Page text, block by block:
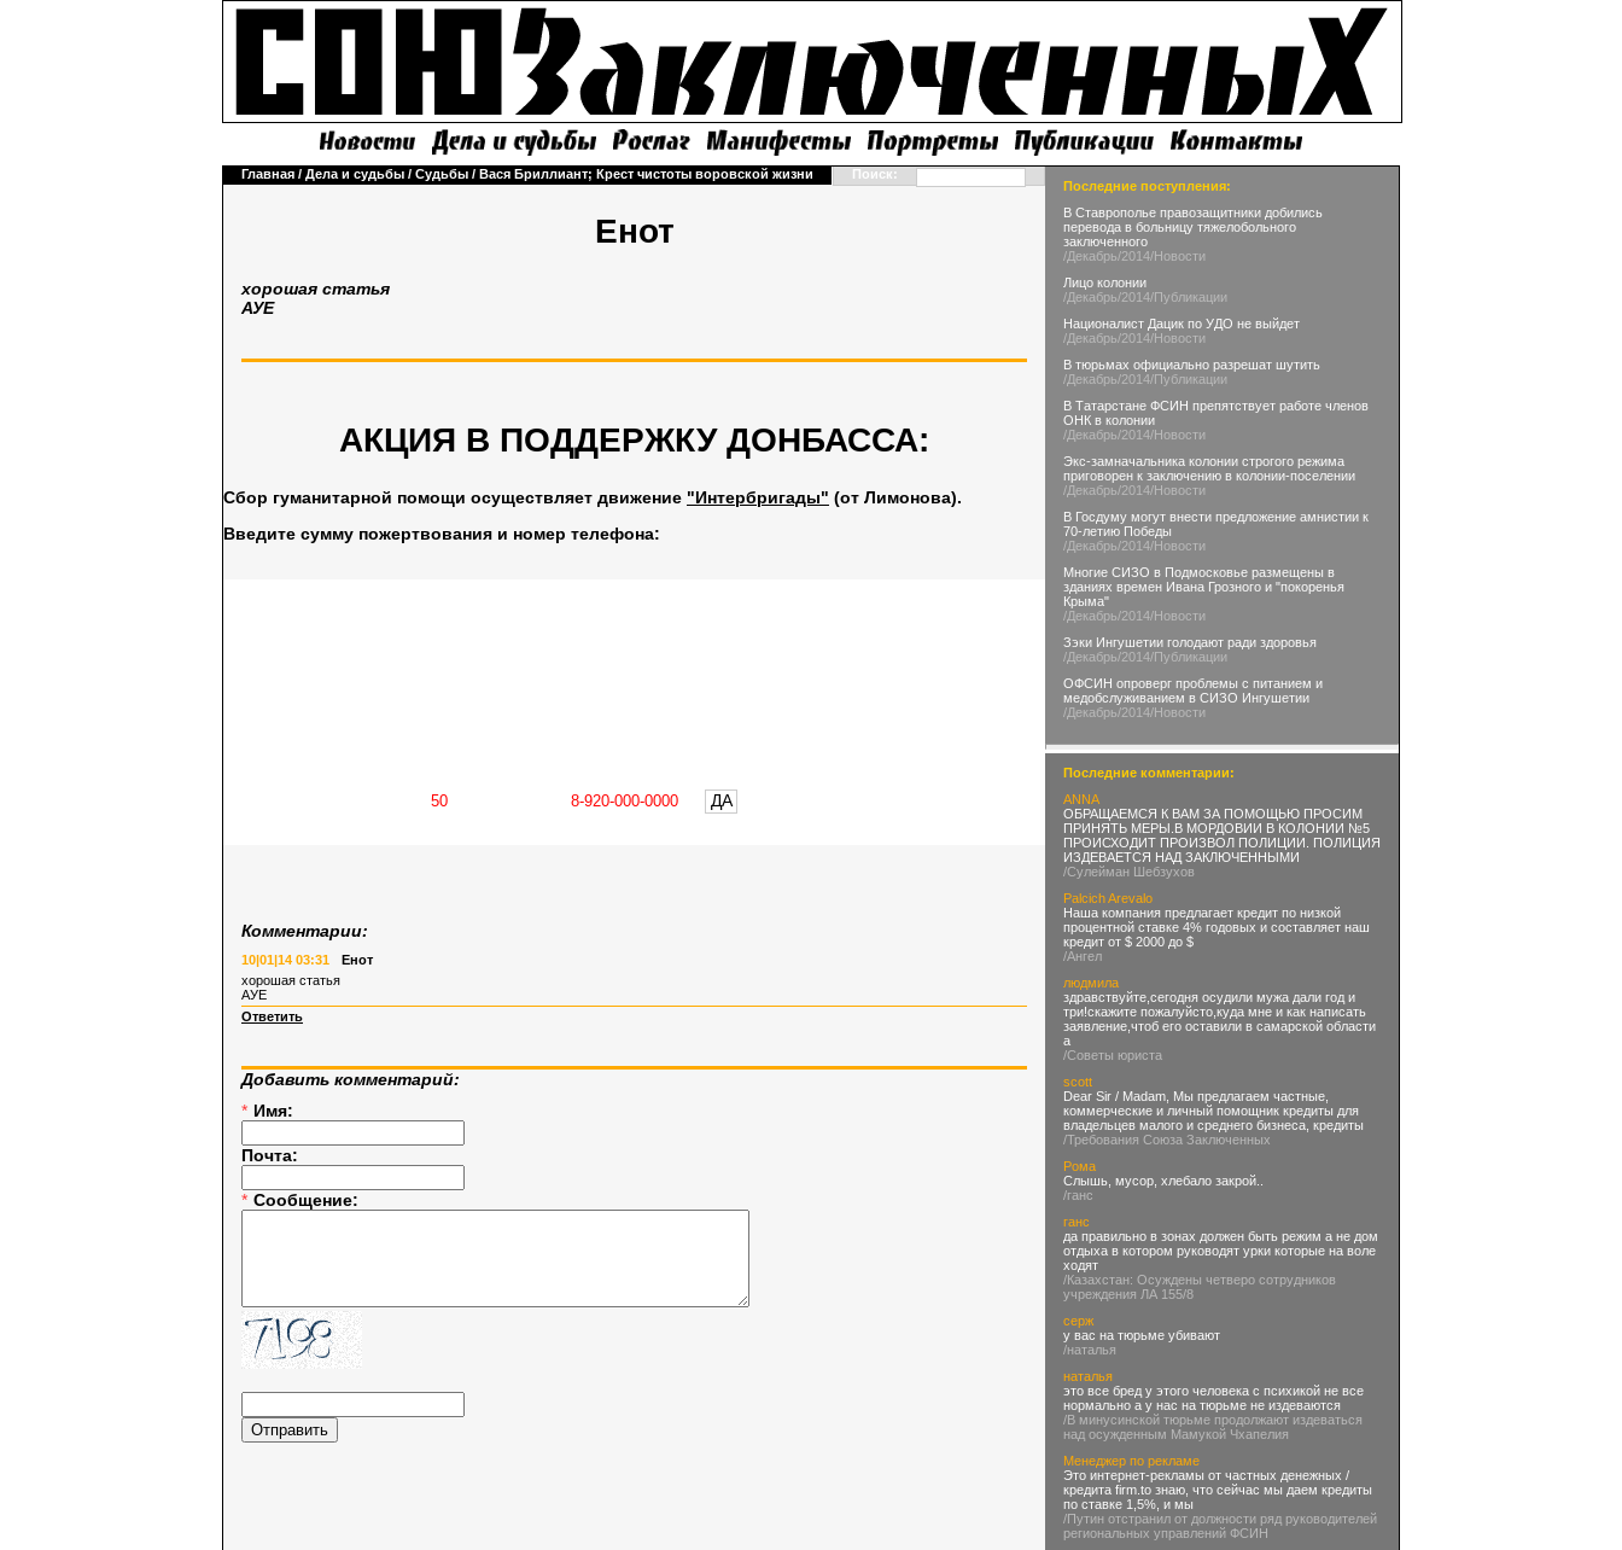
Главная / Дела и судьбы / Судьбы / Вася Бриллиант; Крест чистоты воровской жизни Поиск:
Енот
хорошая статья
АУЕ
АКЦИЯ В ПОДДЕРЖКУ ДОНБАССА:
Сбор гуманитарной помощи осуществляет движение "Интербригады" (от Лимонова).
Введите сумму пожертвования и номер телефона:
ДА
Комментарии:
10|01|14 03:31
Енот
хорошая статья
АУЕ
Ответить
Добавить комментарий:
* Имя:
Почта:
* Сообщение:
Последние поступления:
В Ставрополье правозащитники добились
перевода в больницу тяжелобольного
заключенного
/Декабрь/2014/Новости
Лицо колонии
/Декабрь/2014/Публикации
Националист Дацик по УДО не выйдет
/Декабрь/2014/Новости
В тюрьмах официально разрешат шутить
/Декабрь/2014/Публикации
В Татарстане ФСИН препятствует работе членов
ОНК в колонии
/Декабрь/2014/Новости
Экс-замначальника колонии строгого режима
приговорен к заключению в колонии-поселении
/Декабрь/2014/Новости
В Госдуму могут внести предложение амнистии к
70-летию Победы
/Декабрь/2014/Новости
Многие СИЗО в Подмосковье размещены в
зданиях времен Ивана Грозного и "покоренья
Крыма"
/Декабрь/2014/Новости
Зэки Ингушетии голодают ради здоровья
/Декабрь/2014/Публикации
ОФСИН опроверг проблемы с питанием и
медобслуживанием в СИЗО Ингушетии
/Декабрь/2014/Новости
Последние комментарии:
ANNA
ОБРАЩАЕМСЯ К ВАМ ЗА ПОМОЩЬЮ ПРОСИМ
ПРИНЯТЬ МЕРЫ.В МОРДОВИИ В КОЛОНИИ №5
ПРОИСХОДИТ ПРОИЗВОЛ ПОЛИЦИИ. ПОЛИЦИЯ
ИЗДЕВАЕТСЯ НАД ЗАКЛЮЧЕННЫМИ
/Сулейман Шебзухов
Palcich Arevalo
Наша компания предлагает кредит по низкой
процентной ставке 4% годовых и составляет наш
кредит от $ 2000 до $
/Ангел
людмила
здравствуйте,сегодня осудили мужа дали год и
три!скажите пожалуйсто,куда мне и как написать
заявление,чтоб его оставили в самарской области
а
/Советы юриста
scott
Dear Sir / Madam, Мы предлагаем частные,
коммерческие и личный помощник кредиты для
владельцев малого и среднего бизнеса, кредиты
/Требования Союза Заключенных
Рома
Слышь, мусор, хлебало закрой..
/ганс
ганс
да правильно в зонах должен быть режим а не дом
отдыха в котором руководят урки которые на воле
ходят
/Казахстан: Осуждены четверо сотрудников
учреждения ЛА 155/8
серж
у вас на тюрьме убивают
/наталья
наталья
это все бред у этого человека с психикой не все
нормально а у нас на тюрьме не издеваются
/В минусинской тюрьме продолжают издеваться
над осужденным Мамукой Чхапелия
Менеджер по рекламе
Это интернет-рекламы от частных денежных /
кредита firm.to знаю, что сейчас мы даем кредиты
по ставке 1,5%, и мы
/Путин отстранил от должности ряд руководителей
региональных управлений ФСИН